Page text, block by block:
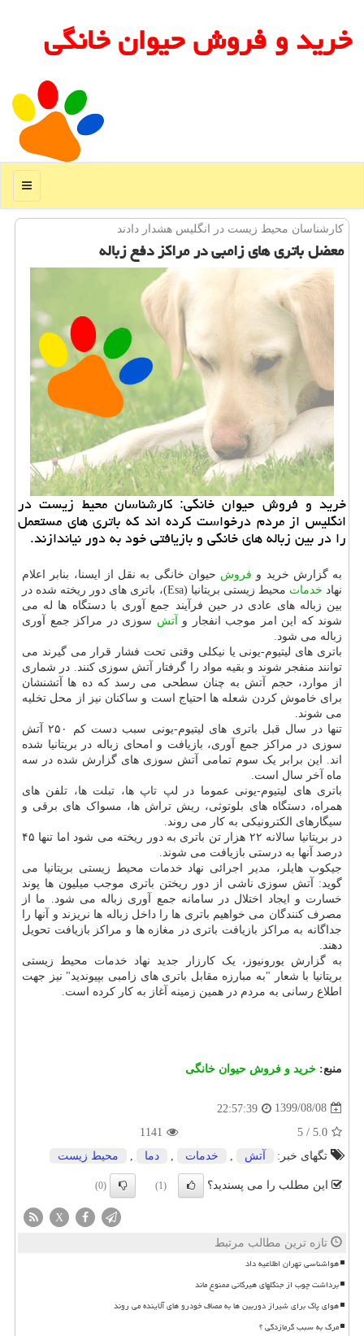
خرید و فروش حیوان خانگی
منو
كارشناسان محیط زیست در انگلیس هشدار دادند
معضل باتری های زامبی در مراكز دفع زباله
خرید و فروش حیوان خانگی: كارشناسان محیط زیست در
انگلیس از مردم درخواست كرده اند كه باتری های مستعمل
را در بین زباله های خانگی و بازیافتی خود به دور نیاندازند.
به گزارش خرید و فروش حیوان خانگی به نقل از ایسنا، بنابر اعلام
نهاد خدمات
محیط زیستی بریتانیا (Esa)، باتری های دور ریخته شده در
بین زباله های عادی در حین فرآیند جمع آوری با دستگاه ها له می
شوند که این امر موجب انفجار و آتش سوزی در مراکز جمع آوری
زباله می شود.
باتری های لیتیوم-یونی یا نیکلی وقتی تحت فشار قرار می گیرند می
توانند منفجر شوند و بقیه مواد را گرفتار آتش سوزی کنند. در شماری
از موارد، حجم آتش به چنان سطحی می رسد که ده ها آتشنشان
برای خاموش کردن شعله ها احتیاج است و ساکنان نیز از محل تخلیه
می شوند.
تنها در سال قبل باتری های لیتیوم-یونی سبب دست کم ۲۵۰ آتش
سوزی در مراکز جمع آوری، بازیافت و امحای زباله در بریتانیا شده
اند. این برابر یک سوم تمامی آتش سوزی های گزارش شده در سه
ماه آخر سال است.
باتری های لیتیوم-یونی عموما در لپ تاپ ها، تبلت ها، تلفن های
همراه، دستگاه های بلوتوثی، ریش تراش ها، مسواک های برقی و
سیگارهای الکترونیکی به کار می روند.
در بریتانیا سالانه ۲۲ هزار تن باتری به دور ریخته می شود اما تنها ۴۵
درصد آنها به درستی بازیافت می شوند.
جیکوب هایلر، مدیر اجرائی نهاد خدمات محیط زیستی بریتانیا می
گوید: آتش سوزی ناشی از دور ریختن باتری موجب میلیون ها پوند
خسارت و ایجاد اختلال در سامانه جمع آوری زباله می شود. ما از
مصرف کنندگان می خواهیم باتری ها را داخل زباله ها نریزند و آنها را
جداگانه به مراکز بازیافت باتری در مغازه ها و مراکز بازیافت تحویل
دهند.
به گزارش یورونیوز، یک کارزار جدید نهاد خدمات محیط زیستی
بریتانیا با شعار "به مبارزه مقابل باتری های زامبی بپیوندید" نیز جهت
اطلاع رسانی به مردم در همین زمینه آغاز به کار کرده است.
منبع: خرید و فروش حیوان خانگی
1399/08/08
22:57:39
5.0
/
5
1141
تگهای خبر:
آتش خدمات دما محیط زیست
این مطلب را می پسندید؟ (1)
(0)
X
تازه ترین مطالب مرتبط
هواشناسی تهران اطلاعیه داد
برداشت چوب از جنگلهای هیرکانی ممنوع ماند
هوای پاک برای شیراز دوربین ها به مصاف خودرو های آلاینده می روند
مرگ به سبب گرمازدگی ؟